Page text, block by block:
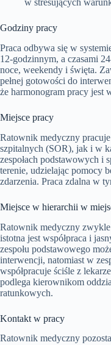
w stresujących
Godziny pracy
Praca odbywa się w
12-godzinnym, a czasami
noce, weekendy i święta.
pełnej gotowości do
że harmonogram pracy jest
Miejsce pracy
Ratownik medyczny
szpitalnych (SOR), jak i w
zespołach podstawowych i
terenie, udzielając pomocy
zdarzenia. Praca zdalna w
Miejsce w hierarchii w
Ratownik medyczny
istotna jest współpraca i
zespołu podstawowego
interwencji, natomiast w
współpracuje ściśle z
podlega kierownikom
ratunkowych.
Kontakt w pracy
Ratownik medyczny